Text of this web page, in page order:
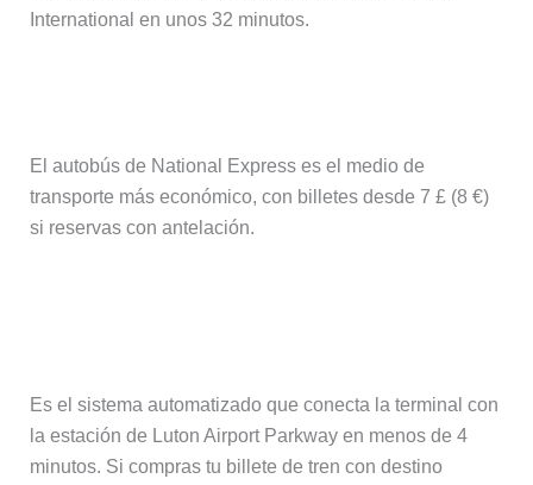
International en unos 32 minutos.
El autobús de National Express es el medio de
transporte más económico, con billetes desde 7 £ (8 €)
si reservas con antelación.
Es el sistema automatizado que conecta la terminal con
la estación de Luton Airport Parkway en menos de 4
minutos. Si compras tu billete de tren con destino